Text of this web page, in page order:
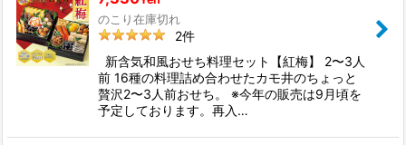
のこり在庫切れ
2件
新含気和風おせち料理セット【紅梅】 2〜3人
前 16種の料理詰め合わせたカモ井のちょっと
贅沢2〜3人前おせち。 ※今年の販売は9月頃を
予定しております。再入…